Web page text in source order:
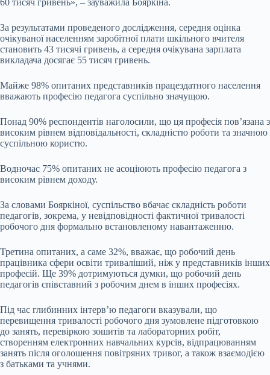
60 тисяч гривень», – зауважила Бояркіна.
За результатами проведеного дослідження, середня оцінка
очікуваної населенням заробітної плати шкільного вчителя
становить 43 тисячі гривень, а середня очікувана зарплата
викладача досягає 55 тисяч гривень.
Майже 98% опитаних представників працездатного населення
вважають професію педагога суспільно значущою.
Понад 90% респондентів наголосили, що ця професія пов’язана з
високим рівнем відповідальності, складністю роботи та значною
суспільною користю.
Водночас 75% опитаних не асоціюють професію педагога з
високим рівнем доходу.
За словами Бояркіної, суспільство вбачає складність роботи
педагогів, зокрема, у невідповідності фактичної тривалості
робочого дня формально встановленому навантаженню.
Третина опитаних, а саме 32%, вважає, що робочий день
працівника сфери освіти триваліший, ніж у представників інших
професій. Ще 39% дотримуються думки, що робочий день
педагогів співставний з робочим днем в інших професіях.
Під час глибинних інтерв’ю педагоги вказували, що
перевищення тривалості робочого дня зумовлене підготовкою
до занять, перевіркою зошитів та лабораторних робіт,
створенням електронних навчальних курсів, відпрацюванням
занять після оголошення повітряних тривог, а також взаємодією
з батьками та учнями.